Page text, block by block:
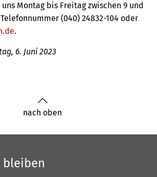
Montag bis Freitag zwischen 9 und
(040) 24832-104 oder
.
6. Juni 2023
nach oben